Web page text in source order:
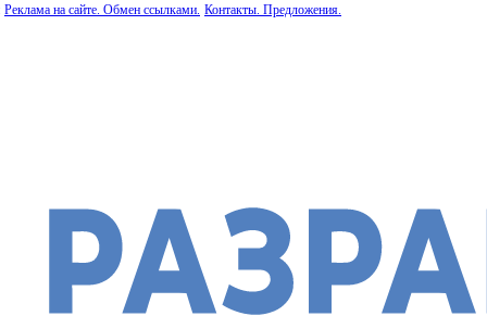
Реклама на сайте. Обмен ссылками. Контакты. Предложения.